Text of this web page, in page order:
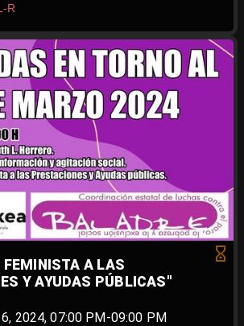
R
A LAS
Y AYUDAS PÚBLICAS"
2024, 07:00 PM-09:00 PM